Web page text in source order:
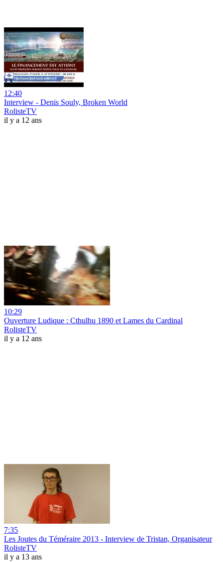
12:40
Interview - Denis Souly, Broken World
RolisteTV
il y a 12 ans
10:29
Ouverture Ludique : Cthulhu 1890 et Lames du Cardinal
RolisteTV
il y a 12 ans
7:35
Les Joutes du Téméraire 2013 - Interview de Tristan, Organisateur
RolisteTV
il y a 13 ans